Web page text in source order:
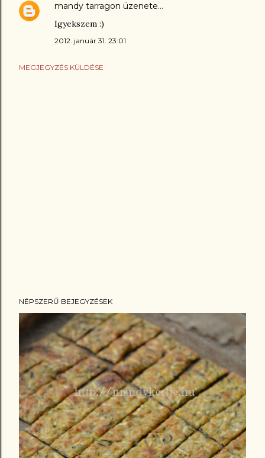
mandy tarragon üzenete…
Igyekszem :)
2012. január 31. 23:01
MEGJEGYZÉS KÜLDÉSE
NÉPSZERŰ BEJEGYZÉSEK